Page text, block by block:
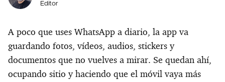
Editor
A poco que uses WhatsApp a diario, la app va
guardando fotos, vídeos, audios, stickers y
documentos que no vuelves a mirar. Se quedan ahí,
ocupando sitio y haciendo que el móvil vaya más